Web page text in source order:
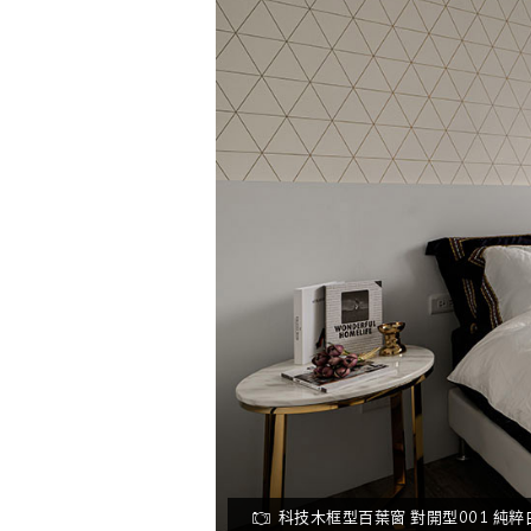
科技木框型百葉窗 對開型001 純粹